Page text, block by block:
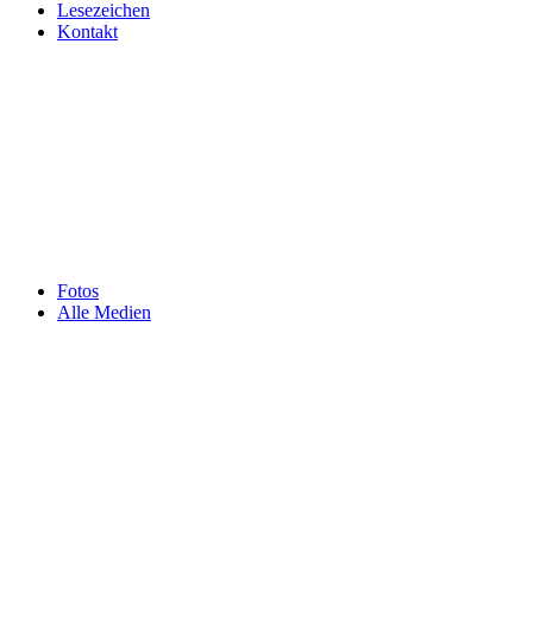
Fotos
Alle Medien
Lesezeichen
Kontakt